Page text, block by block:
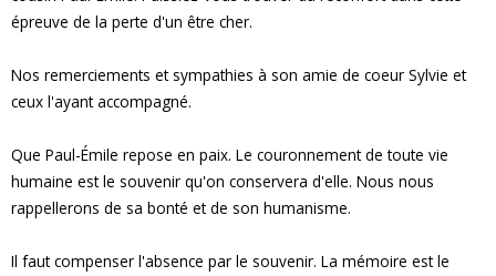
épreuve de la perte d'un être cher.
Nos remerciements et sympathies à son amie de coeur Sylvie et
ceux l'ayant accompagné.
Que Paul-Émile repose en paix. Le couronnement de toute vie
humaine est le souvenir qu'on conservera d'elle. Nous nous
rappellerons de sa bonté et de son humanisme.
Il faut compenser l'absence par le souvenir. La mémoire est le